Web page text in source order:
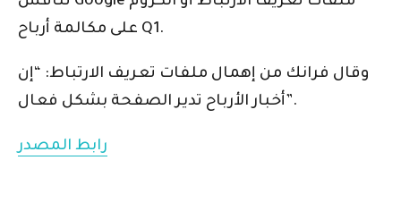
على مكالمة أرباح Q1.
وقال فرانك من إهمال ملفات تعريف الارتباط: “إن
أخبار الأرباح تدير الصفحة بشكل فعال”.
رابط المصدر